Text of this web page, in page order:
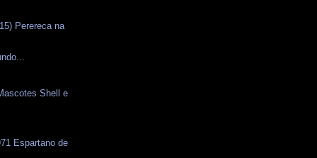
Perereca na
Shell e
Espartano de